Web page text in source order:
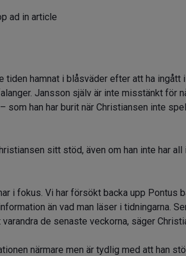
ad in article
tiden hamnat i blåsväder efter att ha ingått
Jansson själv är inte misstänkt för
han har burit när Christiansen inte
sitt stöd, även om han inte har all
i fokus. Vi har försökt backa upp Pontus
än vad man läser i tidningarna.
de senaste veckorna, säger
närmare men är tydlig med att han